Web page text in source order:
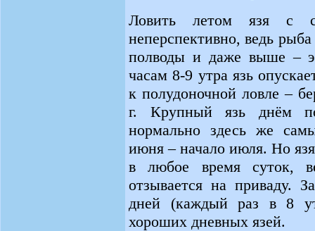
Ловить летом язя с
неперспективно, ведь
полводы и даже выше –
часам 8-9 утра язь
к полудоночной ловле –
г. Крупный язь днём
нормально здесь же
июня – начало июля. Но
в любое время суток,
отзывается на приваду.
дней (каждый раз в 8
хороших дневных язей.